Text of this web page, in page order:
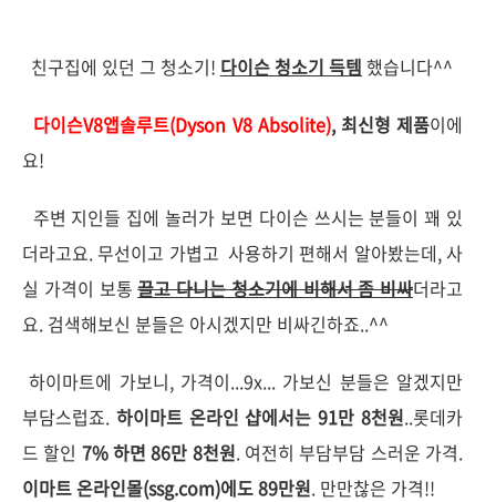
친구집에 있던 그 청소기! 다이슨 청소기 득템 했습니다^^
다이슨V8앱솔루트(Dyson V8 Absolite), 최신형 제품이에
요!
주변 지인들 집에 놀러가 보면 다이슨 쓰시는 분들이 꽤 있
더라고요. 무선이고 가볍고 사용하기 편해서 알아봤는데, 사
실 가격이 보통끌고 다니는 청소기에 비해서 좀 비싸더라고
요. 검색해보신 분들은 아시겠지만 비싸긴하죠..^^
하이마트에 가보니, 가격이...9x... 가보신 분들은 알겠지만
부담스럽죠. 하이마트 온라인 샵에서는 91만 8천원..롯데카
드 할인 7% 하면 86만 8천원. 여전히 부담부담 스러운 가격.
이마트 온라인몰(ssg.com)에도 89만원. 만만찮은 가격!!